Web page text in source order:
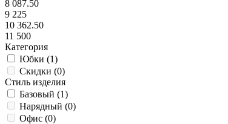
8 087.50
9 225
10 362.50
11 500
Категория
Юбки (1)
Скидки (0)
Стиль изделия
Базовый (1)
Нарядный (0)
Офис (0)